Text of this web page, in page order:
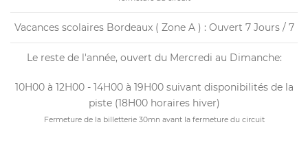
Vacances scolaires Bordeaux ( Zone A ) : Ouvert 7 Jours / 7
Le reste de l'année, ouvert du Mercredi au Dimanche:
10H00 à 12H00 - 14H00 à 19H00 suivant disponibilités de la
piste (18H00 horaires hiver)
Fermeture de la billetterie 30mn avant la fermeture du circuit